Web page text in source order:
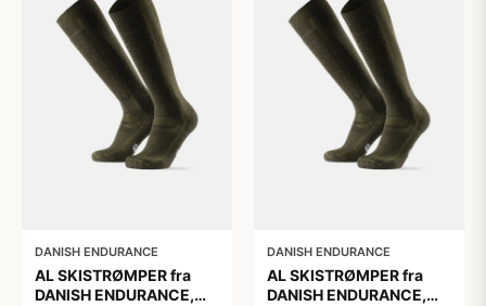
DANISH ENDURANCE
AL SKISTRØMPER fra
DANISH ENDURANCE,
DANISH ENDURANCE
AL SKISTRØMPER fra
DANISH ENDURANCE,